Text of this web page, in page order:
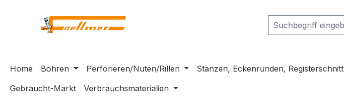
Home Bohren Perforieren/Nuten/Rillen Stanzen, Eckenrunden, Registerschnitt
Gebraucht-Markt
Verbrauchsmaterialien